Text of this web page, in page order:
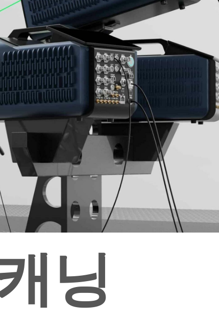
닝